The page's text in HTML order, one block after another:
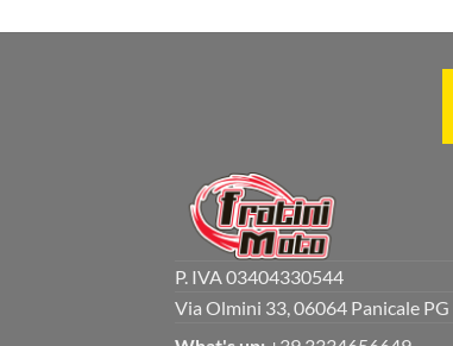
P. IVA 03404330544
Via Olmini 33, 06064 Panicale PG